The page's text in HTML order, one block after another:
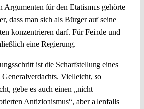
Argumenten für den Etatismus gehörte
dass man sich als Bürger auf seine
konzentrieren darf. Für Feinde und
eine Regierung.
ist die Scharfstellung eines
Generalverdachts. Vielleicht, so
gebe es auch einen „nicht
Antizionismus“, aber allenfalls